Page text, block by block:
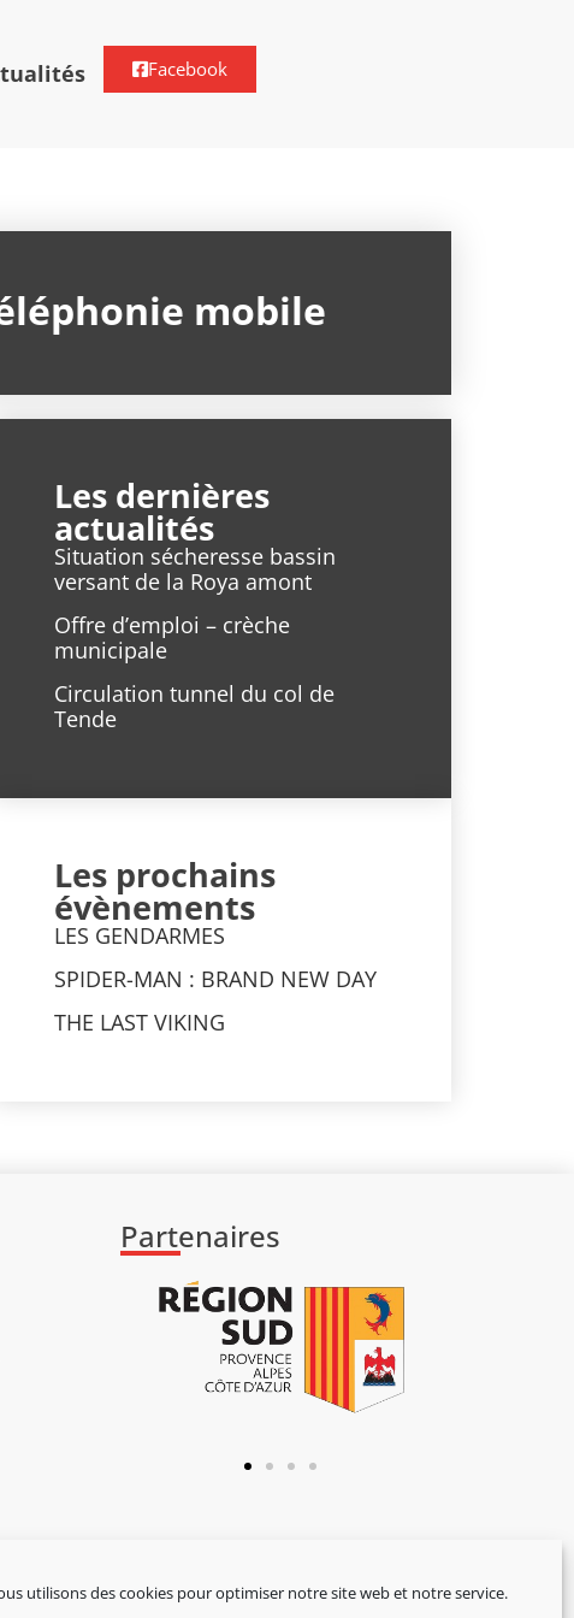
utilisons des cookies pour optimiser notre site web et notre service.
Facebook
mobile
Les dernières
actualités
Situation sécheresse bassin
versant de la Roya amont
Offre d’emploi – crèche
municipale
Circulation tunnel du col de
Tende
Les prochains
évènements
LES GENDARMES
SPIDER-MAN : BRAND NEW DAY
THE LAST VIKING
Partenaires